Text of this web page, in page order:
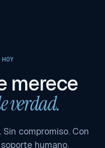
merece
verdad.
compromiso. Con
humano.